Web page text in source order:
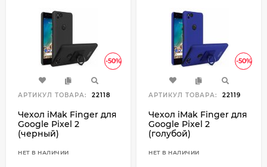
-50%
АРТИКУЛ ТОВАРА: 22118
Чехол iMak Finger для
Google Pixel 2
(черный)
НЕТ В НАЛИЧИИ
-50%
АРТИКУЛ ТОВАРА: 22119
Чехол iMak Finger для
Google Pixel 2
(голубой)
НЕТ В НАЛИЧИИ